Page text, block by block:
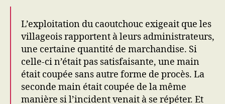
L’exploitation du caoutchouc exigeait que les
villageois rapportent à leurs administrateurs,
une certaine quantité de marchandise. Si
celle-ci n’était pas satisfaisante, une main
était coupée sans autre forme de procès. La
seconde main était coupée de la même
manière si l’incident venait à se répéter. Et